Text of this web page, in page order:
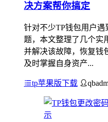
决方案帮你搞定
针对不少TP钱包用户遇
题，本文整理了几个实
并解决该故障，恢复钱
及时掌握自身资产...
tp苹果版下载